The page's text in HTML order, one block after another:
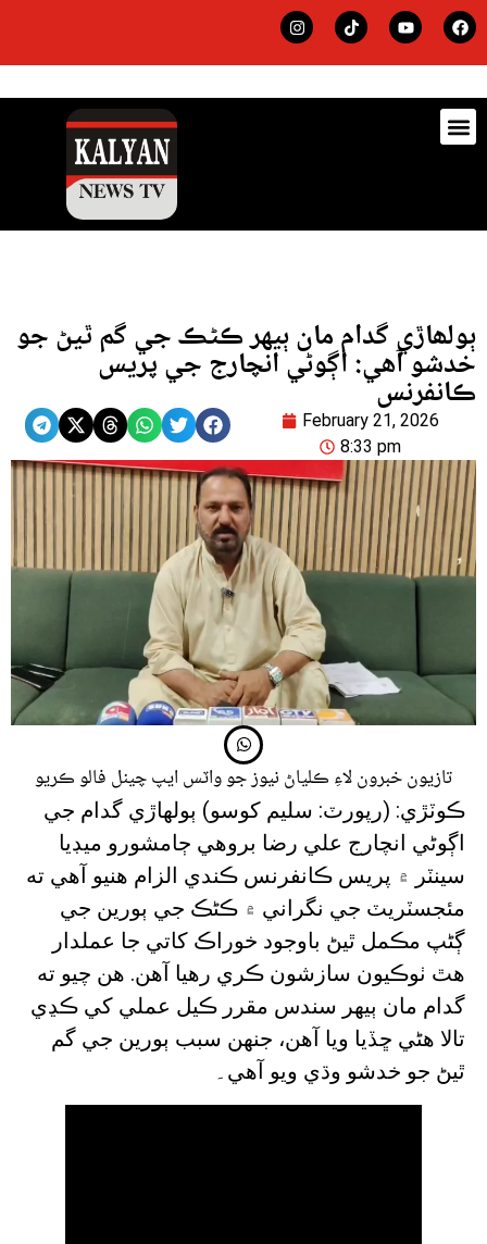
ٻولھاڙي گدام مان ٻيهر ڪڻڪ جي گم ٿيڻ جو
خدشو آھي: اڳوڻي انچارج جي پريس
ڪانفرنس
February 21, 2026
8:33 pm
تازيون خبرون لاءِ ڪلياڻ نيوز جو واٽس ايپ چينل فالو ڪريو
ڪوٽڙي: (رپورٽ: سليم کوسو) ٻولھاڙي گدام جي
اڳوڻي انچارج علي رضا بروھي ڄامشورو ميڊيا
سينٽر ۾ پريس ڪانفرنس ڪندي الزام هنيو آهي ته
مئجسٽريٽ جي نگراني ۾ ڪڻڪ جي ٻورين جي
ڳڻپ مڪمل ٿيڻ باوجود خوراڪ کاتي جا عملدار
هٿ ٺوڪيون سازشون ڪري رهيا آهن. هن چيو ته
گدام مان ٻيهر سندس مقرر ڪيل عملي کي ڪڍي
تالا هڻي ڇڏيا ويا آهن، جنهن سبب ٻورين جي گم
ٿيڻ جو خدشو وڌي ويو آهي۔